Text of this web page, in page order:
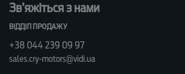
Зв’яжіться з нами
ВІДДІЛ ПРОДАЖУ
+38 044 239 09 97
sales.cry-motors@vidi.ua